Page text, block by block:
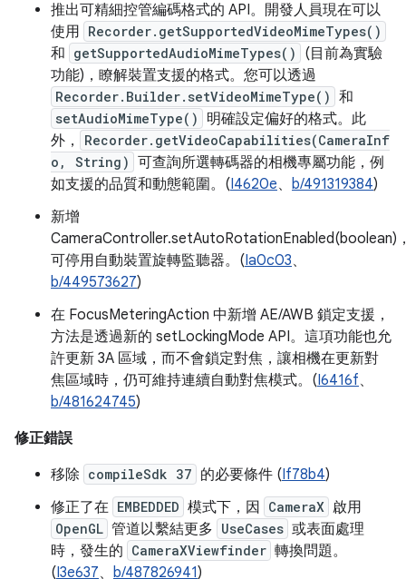
推出可精細控管編碼格式的 API。開發人員現在可以
使用 Recorder.getSupportedVideoMimeTypes()
和 getSupportedAudioMimeTypes()
(目前為實驗
功能)，瞭解裝置支援的格式。您可以透過
Recorder.Builder.setVideoMimeType() 和
setAudioMimeType()
明確設定偏好的格式。此
外，
Recorder.getVideoCapabilities(CameraInf
o, String) 可查詢所選轉碼器的相機專屬功能，例
如支援的品質和動態範圍。(I4620e、 b/491319384)
新增
CameraController.setAutoRotationEnabled(boolean)
可停用自動裝置旋轉監聽器。(Ia0c03、
b/449573627)
在 FocusMeteringAction 中新增 AE/AWB 鎖定支援，
方法是透過新的 setLockingMode API。這項功能也允
許更新 3A 區域，而不會鎖定對焦，讓相機在更新對
焦區域時，仍可維持連續自動對焦模式。(I6416f、
b/481624745)
修正錯誤
移除 compileSdk 37 的必要條件 (If78b4)
修正了在 EMBEDDED 模式下，因 CameraX 啟用
OpenGL 管道以繫結更多 UseCases 或表面處理
時，發生的 CameraXViewfinder 轉換問題。
(I3e637、 b/487826941)